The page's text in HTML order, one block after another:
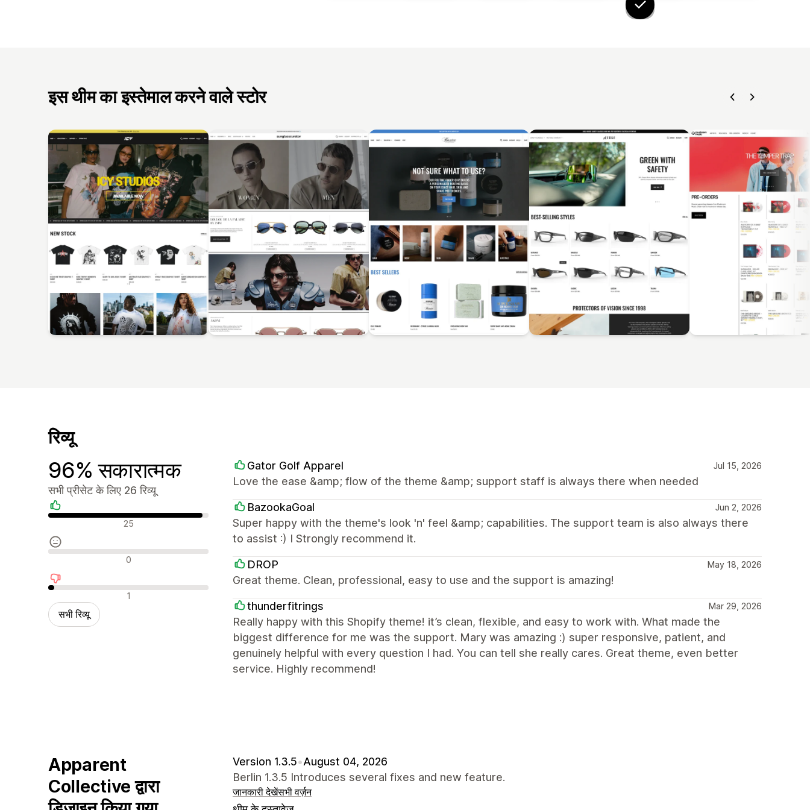
इस थीम का इस्तेमाल करने वाले स्टोर
रिव्यू
96% सकारात्मक
सभी प्रीसेट के लिए 26 रिव्यू
सकारात्मक रिव्यू 25
न्यूट्रल रिव्यू 0
नकारात्मक रिव्यू 1
सभी रिव्यू
Gator Golf Apparel Jul 15, 2026
Love the ease &amp; flow of the theme &amp; support staff is always there when needed
BazookaGoal Jun 2, 2026
Super happy with the theme's look 'n' feel &amp; capabilities. The support team is also always there
to assist :) I Strongly recommend it.
DROP May 18, 2026
Great theme. Clean, professional, easy to use and the support is amazing!
thunderfitrings Mar 29, 2026
Really happy with this Shopify theme! it’s clean, flexible, and easy to work with. What made the
biggest difference for me was the support. Mary was amazing :) super responsive, patient, and
genuinely helpful with every question I had. You can tell she really cares. Great theme, even better
service. Highly recommend!
Apparent
Collective द्वारा
Version 1.3.5•August 04, 2026
Berlin 1.3.5 Introduces several fixes and new feature.
जानकारी देखेंसभी वर्ज़न